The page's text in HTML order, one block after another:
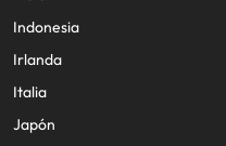
Indonesia
Irlanda
Italia
Japón